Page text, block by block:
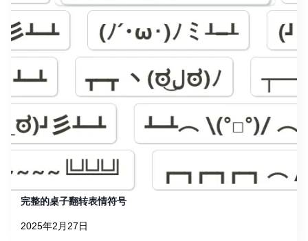
完整的桌子翻转表情符号
2025年2月27日